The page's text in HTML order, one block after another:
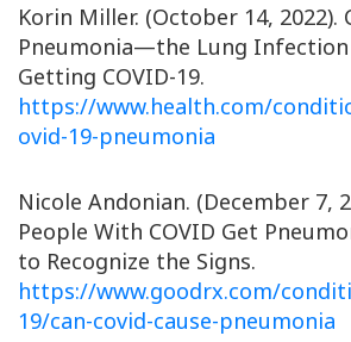
Korin Miller. (October 14, 2022).
Pneumonia—the Lung Infection
Getting COVID-19.
https://www.health.com/
ovid-19-pneumonia
Nicole Andonian. (December 7,
People With COVID Get
to Recognize the Signs.
https://www.goodrx.com/
19/can-covid-cause-pneumonia